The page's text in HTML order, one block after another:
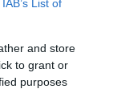
IAB’s List of
and store
to grant or
purposes